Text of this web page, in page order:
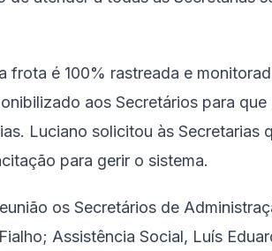
frota é 100% rastreada e
aos Secretários para
Luciano solicitou às Secretarias
para gerir o sistema.
os Secretários de
Assistência Social, Luís